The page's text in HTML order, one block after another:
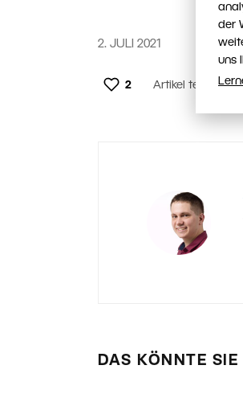
der
uns
2. JULI 2021
2 Artikel teilen:
DAS KÖNNTE